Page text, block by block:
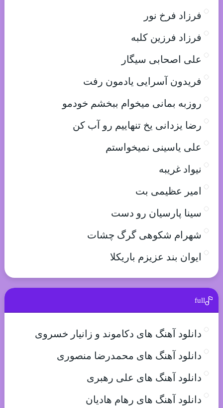
فرزاد فرخ نور
فرزاد فرزین کلبه
علی اصحابی سیگار
فریدون آسرایی یادمون رفت
روزبه بمانی میخوام ببخشم خودمو
رضا یزدانی یخ تنهاییم رو آب کن
علی یاسینی نمیخواستم
نیواد غریبه
امیر عظیمی بت
سینا پارسیان رو دست
شهرام شکوهی گرگ چشات
ایوان بند عزیزم باریکلا
full
دانلود آهنگ های دکاموند و زانیار خسروی
دانلود آهنگ های محمدرضا منصوری
دانلود آهنگ های علی رهبری
دانلود آهنگ های رهام هادیان